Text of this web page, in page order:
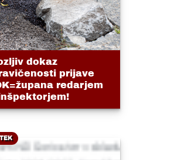
dokaz
prijave
redarjem